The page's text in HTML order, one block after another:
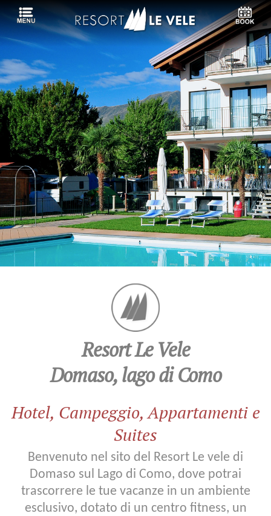
Campeggio
Hotel
lago
Resort Le Vele
Domaso, lago di Como
Hotel, Campeggio, Appartamenti e
Suites
Benvenuto nel sito del Resort Le vele di
Domaso sul Lago di Como, dove potrai
trascorrere le tue vacanze in un ambiente
esclusivo, dotato di un centro fitness, un